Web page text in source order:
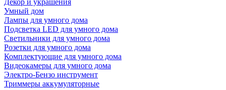
Декор и украшения
Умный дом
Лампы для умного дома
Подсветка LED для умного дома
Светильники для умного дома
Розетки для умного дома
Комплектующие для умного дома
Видеокамеры для умного дома
Электро-Бензо инструмент
Триммеры аккумуляторные